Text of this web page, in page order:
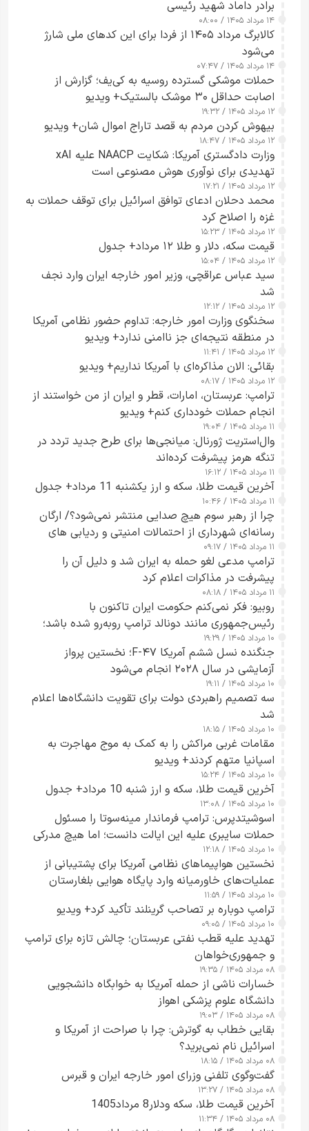
برادر داماد شهید رئیسی
۱۴ مرداد ۱۴۰۵ / ۰۸:۰۰
کالابرگ مرداد ۱۴۰۵ از فردا برای این کدهای ملی شارژ
می‌شود
۱۴ مرداد ۱۴۰۵ / ۰۷:۴۷
حملات موشکی گسترده روسیه به کی‌یف؛ گزارش از
اصابت حداقل ۳۰ موشک بالستیک+ ویدیو
۱۲ مرداد ۱۴۰۵ / ۱۹:۳۲
بیهوش کردن مردم به قصد تاراج اموال شان+ ویدیو
۱۲ مرداد ۱۴۰۵ / ۱۸:۴۷
وزارت دادگستری آمریکا: شکایت NAACP علیه xAI
تهدیدی برای نوآوری هوش مصنوعی است
۱۲ مرداد ۱۴۰۵ / ۱۷:۲۱
محمد دحلان ادعای توافق اسرائیل برای توقف حملات به
غزه را اصلاح کرد
۱۲ مرداد ۱۴۰۵ / ۱۵:۲۳
قیمت سکه، دلار و طلا ۱۲ مرداد+ جدول
۱۲ مرداد ۱۴۰۵ / ۱۵:۰۴
سید عباس عراقچی، وزیر امور خارجه ایران وارد نجف
شد
۱۲ مرداد ۱۴۰۵ / ۱۲:۱۲
سخنگوی وزارت امور خارجه: تداوم حضور نظامی آمریکا
در منطقه نتیجه‌ای جز ناامنی ندارد+ ویدیو
۱۲ مرداد ۱۴۰۵ / ۱۱:۴۱
بقائی: الان مذاکره‌ای با آمریکا نداریم+ ویدیو
۱۲ مرداد ۱۴۰۵ / ۰۸:۱۷
ترامپ: عربستان، امارات، قطر و ایران از من خواستند از
انجام حملات خودداری کنم+ ویدیو
۱۱ مرداد ۱۴۰۵ / ۱۹:۰۴
وال‌استریت ژورنال: میانجی‌ها برای طرح جدید تردد در
تنگه هرمز پیشرفت کرده‌اند
۱۱ مرداد ۱۴۰۵ / ۱۶:۱۲
آخرین قیمت طلا، سکه و ارز یکشنبه 11 مرداد+ جدول
۱۱ مرداد ۱۴۰۵ / ۱۰:۴۶
چرا از رهبر سوم هیچ صدایی منتشر نمی‌شود؟/ ارگان
رسانه‌ای شهرداری از احتمالات امنیتی و ردیابی های
جاسوسی گفت
۱۱ مرداد ۱۴۰۵ / ۰۹:۱۷
ترامپ مدعی لغو حمله به ایران شد و دلیل آن را
پیشرفت در مذاکرات اعلام کرد
۱۱ مرداد ۱۴۰۵ / ۰۸:۱۸
روبیو: فکر نمی‌کنم حکومت ایران تاکنون با
رئیس‌جمهوری مانند دونالد ترامپ روبه‌رو شده باشد؛
کسی که واقعاً دست به اقدام می‌زند
۱۰ مرداد ۱۴۰۵ / ۱۹:۲۹
جنگنده نسل ششم آمریکا F-۴۷؛ نخستین پرواز
آزمایشی در سال ۲۰۲۸ انجام می‌شود
۱۰ مرداد ۱۴۰۵ / ۱۹:۱۱
سه تصمیم راهبردی دولت برای تقویت دانشگاه‌ها اعلام
شد
۱۰ مرداد ۱۴۰۵ / ۱۸:۱۵
مقامات غربی مراکش را به کمک به موج مهاجرت به
اسپانیا متهم کردند+ ویدیو
۱۰ مرداد ۱۴۰۵ / ۱۵:۲۴
آخرین قیمت طلا، سکه و ارز شنبه 10 مرداد+ جدول
۱۰ مرداد ۱۴۰۵ / ۱۳:۰۸
اسوشیتدپرس: ترامپ فرماندار مینه‌سوتا را مسئول
حملات سایبری علیه این ایالت دانست؛ اما هیچ مدرکی
ارائه نکرد
۱۰ مرداد ۱۴۰۵ / ۱۲:۱۸
نخستین هواپیماهای نظامی آمریکا برای پشتیبانی از
عملیات‌های خاورمیانه وارد پایگاه هوایی بلغارستان
شدند
۱۰ مرداد ۱۴۰۵ / ۱۱:۵۹
ترامپ دوباره بر تصاحب گرینلند تأکید کرد+ ویدیو
۱۰ مرداد ۱۴۰۵ / ۰۹:۰۵
تهدید علیه قطب نفتی عربستان؛ چالش تازه برای ترامپ
و جمهوری‌خواهان
۰۸ مرداد ۱۴۰۵ / ۱۹:۳۵
خسارات ناشی از حمله آمریکا به خوابگاه دانشجویی
دانشگاه علوم پزشکی اهواز
۰۸ مرداد ۱۴۰۵ / ۱۹:۰۳
بقایی خطاب به گوترش: چرا با صراحت از آمریکا و
اسرائیل نام نمی‌برید؟
۰۸ مرداد ۱۴۰۵ / ۱۸:۱۵
گفت‌وگوی تلفنی وزرای امور خارجه ایران و قبرس
۰۸ مرداد ۱۴۰۵ / ۱۳:۲۷
آخرین قیمت طلا، سکه ودلار8 مرداد1405
۰۸ مرداد ۱۴۰۵ / ۱۱:۳۴